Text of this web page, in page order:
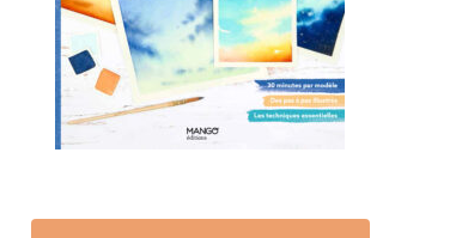
la correspondance entre le numéro du
de la touffe.
l’habitude, les mesures peuvent varier selon
type de pinceau. Evidemment, c’est
la même forme de pinceau.